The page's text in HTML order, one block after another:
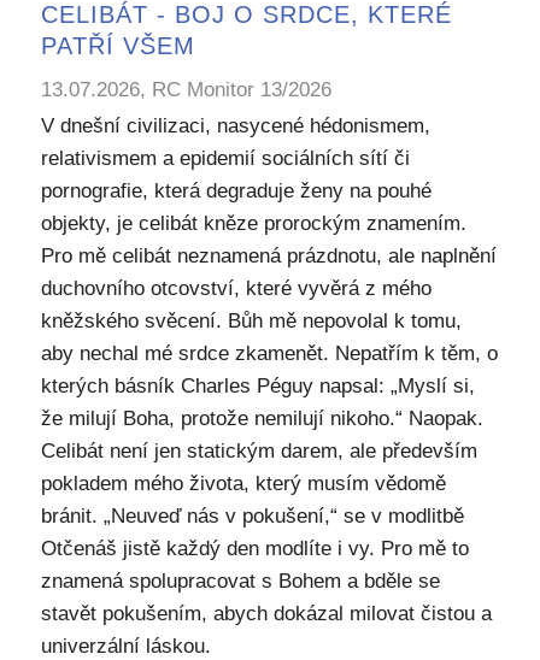
CELIBÁT - BOJ O SRDCE, KTERÉ
PATŘÍ VŠEM
13.07.2026, RC Monitor 13/2026
V dnešní civilizaci, nasycené hédonismem,
relativismem a epidemií sociálních sítí či
pornografie, která degraduje ženy na pouhé
objekty, je celibát kněze prorockým znamením.
Pro mě celibát neznamená prázdnotu, ale naplnění
duchovního otcovství, které vyvěrá z mého
kněžského svěcení. Bůh mě nepovolal k tomu,
aby nechal mé srdce zkamenět. Nepatřím k těm, o
kterých básník Charles Péguy napsal: „Myslí si,
že milují Boha, protože nemilují nikoho.“ Naopak.
Celibát není jen statickým darem, ale především
pokladem mého života, který musím vědomě
bránit. „Neuveď nás v pokušení,“ se v modlitbě
Otčenáš jistě každý den modlíte i vy. Pro mě to
znamená spolupracovat s Bohem a bděle se
stavět pokušením, abych dokázal milovat čistou a
univerzální láskou.